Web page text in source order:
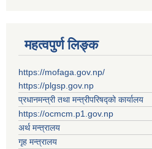
महत्वपुर्ण लिङ्क
https://mofaga.gov.np/
https://plgsp.gov.np
प्रधानमन्त्री तथा मन्त्रीपरिषद्को कार्यालय
https://ocmcm.p1.gov.np
अर्थ मन्त्रालय
गृह मन्त्रालय